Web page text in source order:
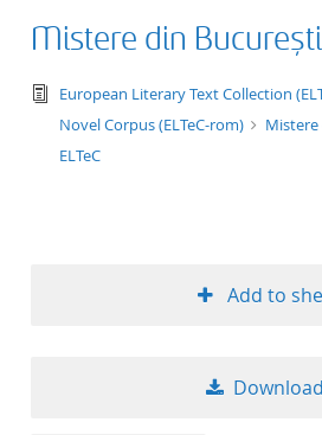
Mistere din
text/
European Literary Text Collection
Novel Corpus (ELTeC-rom)
ELTeC
Add to
Download